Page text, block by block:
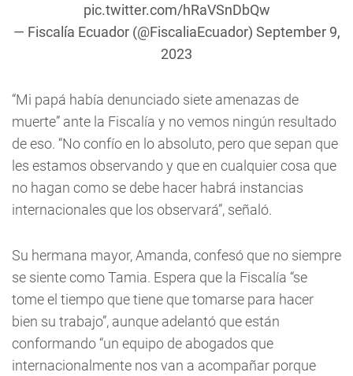
pic.twitter.com/hRaVSnDbQw
— Fiscalía Ecuador (@FiscaliaEcuador) September 9,
2023
“Mi papá había denunciado siete amenazas de
muerte” ante la Fiscalía y no vemos ningún resultado
de eso. “No confío en lo absoluto, pero que sepan que
les estamos observando y que en cualquier cosa que
no hagan como se debe hacer habrá instancias
internacionales que los observará”, señaló.
Su hermana mayor, Amanda, confesó que no siempre
se siente como Tamia. Espera que la Fiscalía “se
tome el tiempo que tiene que tomarse para hacer
bien su trabajo”, aunque adelantó que están
conformando “un equipo de abogados que
internacionalmente nos van a acompañar porque